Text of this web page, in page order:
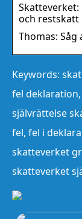
och restskatt
Thomas:
Keywords:
fel
självrättelse
fel, fel i
skatteverket
skatteverket